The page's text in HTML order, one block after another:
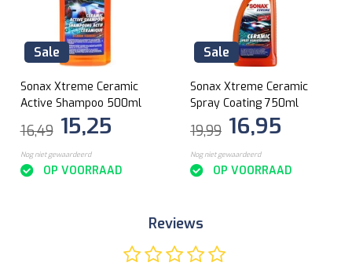
Sale
Sonax Xtreme Ceramic
Active Shampoo 500ml
16,49 15,25
Nog niet gewaardeerd
OP VOORRAAD
Sale
Sonax Xtreme Ceramic
Spray Coating 750ml
19,99 16,95
Nog niet gewaardeerd
OP VOORRAAD
Reviews